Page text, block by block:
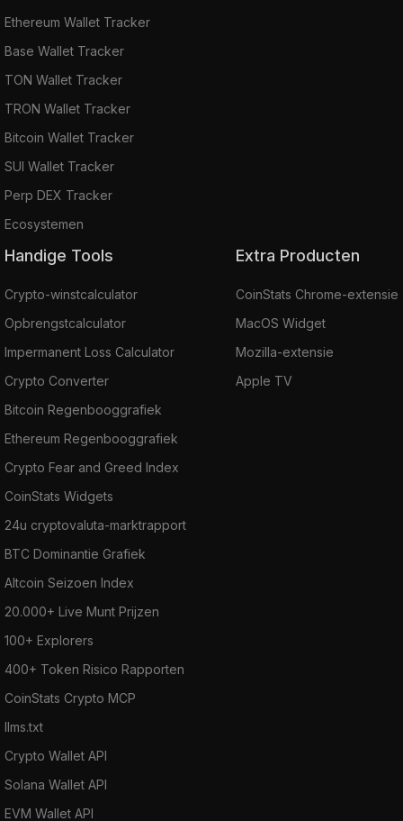
Ethereum Wallet Tracker
Base Wallet Tracker
TON Wallet Tracker
TRON Wallet Tracker
Bitcoin Wallet Tracker
SUI Wallet Tracker
Perp DEX Tracker
Ecosystemen
Handige Tools
Crypto-winstcalculator
Opbrengstcalculator
Impermanent Loss Calculator
Crypto Converter
Bitcoin Regenbooggrafiek
Ethereum Regenbooggrafiek
Crypto Fear and Greed Index
CoinStats Widgets
24u cryptovaluta-marktrapport
BTC Dominantie Grafiek
Altcoin Seizoen Index
20.000+ Live Munt Prijzen
100+ Explorers
400+ Token Risico Rapporten
CoinStats Crypto MCP
llms.txt
Crypto Wallet API
Solana Wallet API
EVM Wallet API
Extra Producten
CoinStats Chrome-extensie
MacOS Widget
Mozilla-extensie
Apple TV